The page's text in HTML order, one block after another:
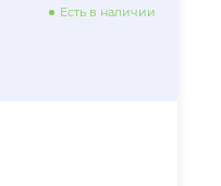
Есть в наличии